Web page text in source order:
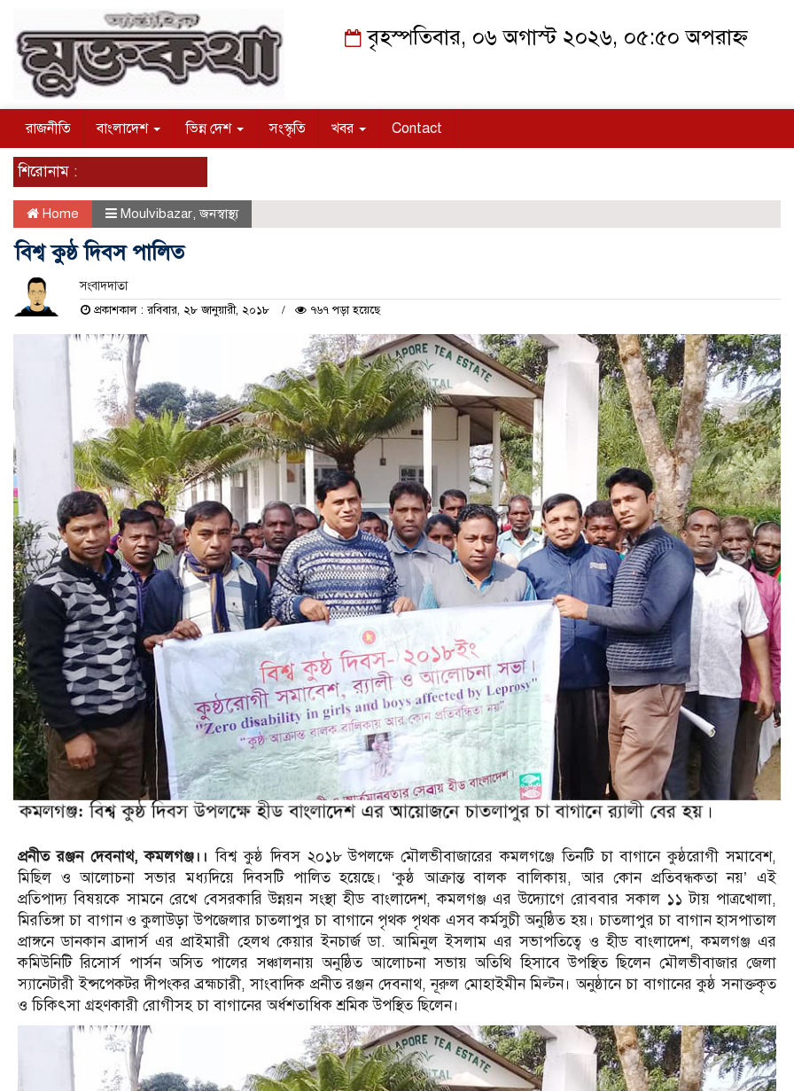
বৃহস্পতিবার, ০৬ অগাস্ট ২০২৬, ০৫:৫০ অপরাহ্ন
রাজনীতি বাংলাদেশ ভিন্ন দেশ সংস্কৃতি খবর Contact
শিরোনাম :
Home Moulvibazar,জনস্বাস্থ্য
বিশ্ব কুষ্ঠ দিবস পালিত
সংবাদদাতা
প্রকাশকাল : রবিবার, ২৮ জানুয়ারী, ২০১৮ ৭৬৭ পড়া হয়েছে
প্রনীত রঞ্জন দেবনাথ, কমলগঞ্জ।। বিশ্ব কুষ্ঠ দিবস ২০১৮ উপলক্ষে মৌলভীবাজারের কমলগঞ্জে তিনটি চা বাগানে কুষ্ঠরোগী সমাবেশ,
মিছিল ও আলোচনা সভার মধ্যদিয়ে দিবসটি পালিত হয়েছে। ‘কুষ্ঠ আক্রান্ত বালক বালিকায়, আর কোন প্রতিবন্ধকতা নয়’ এই
প্রতিপাদ্য বিষয়কে সামনে রেখে বেসরকারি উন্নয়ন সংস্থা হীড বাংলাদেশ, কমলগঞ্জ এর উদ্যোগে রোববার সকাল ১১ টায় পাত্রখোলা,
মিরতিঙ্গা চা বাগান ও কুলাউড়া উপজেলার চাতলাপুর চা বাগানে পৃথক পৃথক এসব কর্মসুচী অনুষ্ঠিত হয়। চাতলাপুর চা বাগান হাসপাতাল
প্রাঙ্গনে ডানকান ব্রাদার্স এর প্রাইমারী হেলথ কেয়ার ইনচার্জ ডা. আমিনুল ইসলাম এর সভাপতিত্বে ও হীড বাংলাদেশ, কমলগঞ্জ এর
কমিউনিটি রিসোর্স পার্সন অসিত পালের সঞ্চালনায় অনুষ্ঠিত আলোচনা সভায় অতিথি হিসাবে উপস্থিত ছিলেন মৌলভীবাজার জেলা
স্যানেটারী ইন্সপেকটর দীপংকর ব্রহ্মচারী, সাংবাদিক প্রনীত রঞ্জন দেবনাথ, নূরুল মোহাইমীন মিল্টন। অনুষ্ঠানে চা বাগানের কুষ্ঠ সনাক্তকৃত
ও চিকিৎসা গ্রহণকারী রোগীসহ চা বাগানের অর্ধশতাধিক শ্রমিক উপস্থিত ছিলেন।